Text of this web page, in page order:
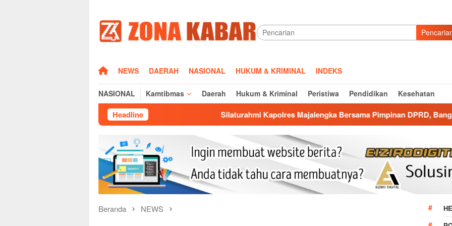
konten
HOMENEWS DAERAH NASIONAL HUKUM & KRIMINAL INDEKS
NASIONAL Kamtibmas Daerah Hukum & Kriminal Peristiwa Pendidikan Kesehatan
Headline Silaturahmi Kapolres Majalengka Bersama Pimpinan DPRD, Bangun Kolaborasi untuk
Beranda NEWS